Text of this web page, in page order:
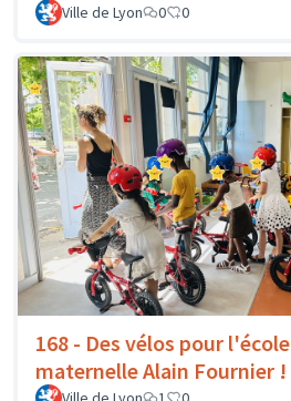
Ville de Lyon 0 0
168 - Des vélos pour l'école
maternelle Alain Fournier !